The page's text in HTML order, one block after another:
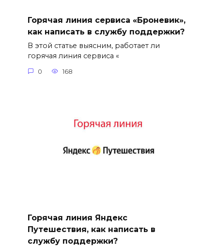
Горячая линия сервиса «Броневик»,
как написать в службу поддержки?
В этой статье выясним, работает ли
горячая линия сервиса «
0 168
Горячая линия Яндекс
Путешествия, как написать в
службу поддержки?